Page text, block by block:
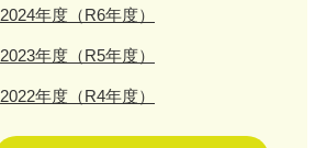
2024年度（R6年度）
2023年度（R5年度）
2022年度（R4年度）